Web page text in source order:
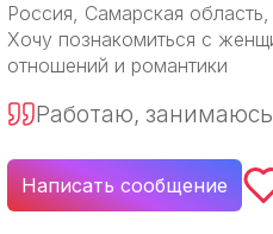
Россия, Самарская область,
Хочу познакомиться с
отношений и романтики
Работаю,
Написать сообщение